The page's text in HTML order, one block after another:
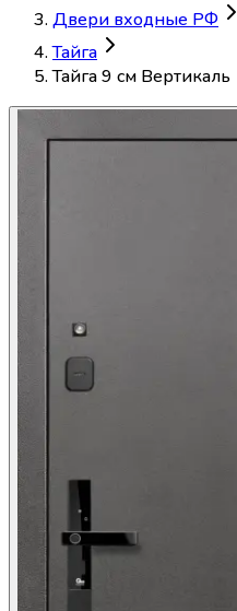
Двери входные РФ
Тайга
Тайга 9 см Вертикаль